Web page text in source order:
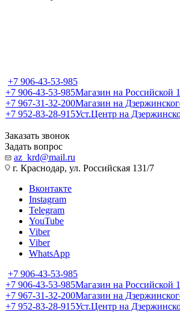
+7 906-43-53-985
+7 906-43-53-985Магазин на Российской
+7 967-31-32-200Магазин на
+7 952-83-28-915Уст.Центр на
Заказать звонок
Задать вопрос
az_krd@mail.ru
г. Краснодар, ул. Российская 131/7
Вконтакте
Instagram
Telegram
YouTube
Viber
Viber
WhatsApp
+7 906-43-53-985
+7 906-43-53-985Магазин на Российской
+7 967-31-32-200Магазин на
+7 952-83-28-915Уст.Центр на